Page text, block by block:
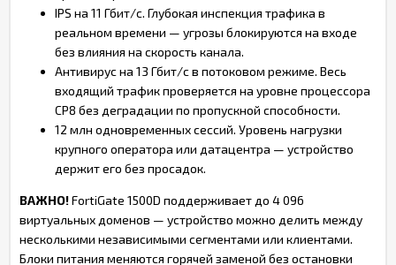
IPS на 11 Гбит/с. Глубокая инспекция трафика в
реальном времени — угрозы блокируются на входе
без влияния на скорость канала.
Антивирус на 13 Гбит/с в потоковом режиме. Весь
входящий трафик проверяется на уровне процессора
CP8 без деградации по пропускной способности.
12 млн одновременных сессий. Уровень нагрузки
крупного оператора или датацентра — устройство
держит его без просадок.
ВАЖНО!FortiGate 1500D поддерживает до 4 096
виртуальных доменов — устройство можно делить между
несколькими независимыми сегментами или клиентами.
Блоки питания меняются горячей заменой без остановки